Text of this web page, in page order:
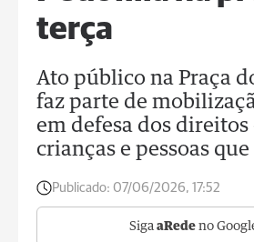
terça
Ato público na Praça
faz parte de
em defesa dos direitos
crianças e pessoas
Publicado: 07/06/2026, 17:52
Siga aRede no